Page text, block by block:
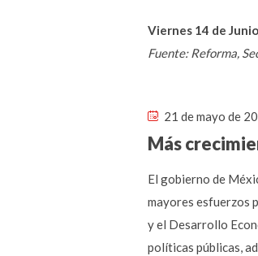
Viernes 14 de
Fuente: Reforma,
21 de mayo de
Más
El gobierno de
mayores esfuerzos
y el Desarrollo
políticas públicas,